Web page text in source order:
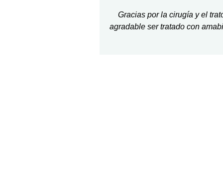
Gracias por la cirugía y el
agradable ser tratado con